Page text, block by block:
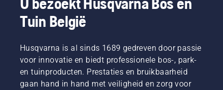
Tuin België
Husqvarna is al sinds 1689 gedreven door passie
voor innovatie en biedt professionele bos-, park-
en tuinproducten. Prestaties en bruikbaarheid
gaan hand in hand met veiligheid en zorg voor